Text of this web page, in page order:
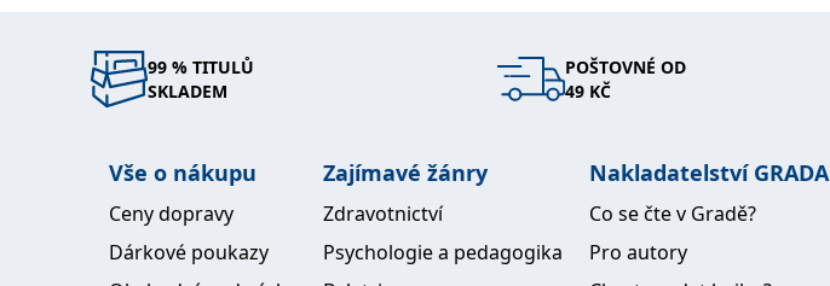
99 % TITULŮ
SKLADEM
POŠTOVNÉ OD
49 KČ
Vše o nákupu
Ceny dopravy
Dárkové poukazy
Zajímavé žánry
Zdravotnictví
Psychologie a pedagogika
Nakladatelství GRADA
Co se čte v Gradě?
Pro autory